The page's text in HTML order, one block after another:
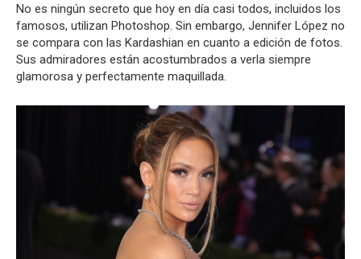
No es ningún secreto que hoy en día casi todos, incluidos los
famosos, utilizan Photoshop. Sin embargo, Jennifer López no
se compara con las Kardashian en cuanto a edición de fotos.
Sus admiradores están acostumbrados a verla siempre
glamorosa y perfectamente maquillada.